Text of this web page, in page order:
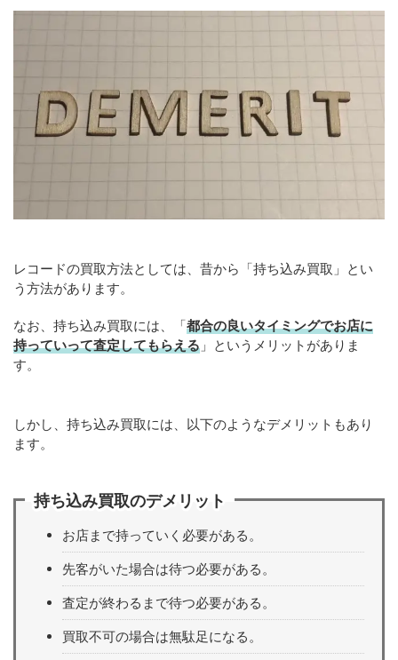
レコードの買取方法としては、昔から「持ち込み買取」とい
う方法があります。
なお、持ち込み買取には、「都合の良いタイミングでお店に
持っていって査定してもらえる 」というメリットがありま
す。
しかし、持ち込み買取には、以下のようなデメリットもあり
ます。
持ち込み買取のデメリット
お店まで持っていく必要がある。
先客がいた場合は待つ必要がある。
査定が終わるまで待つ必要がある。
買取不可の場合は無駄足になる。